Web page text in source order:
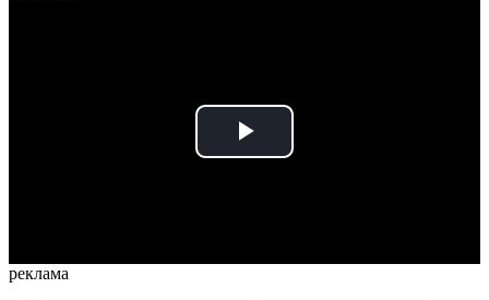
Play
реклама